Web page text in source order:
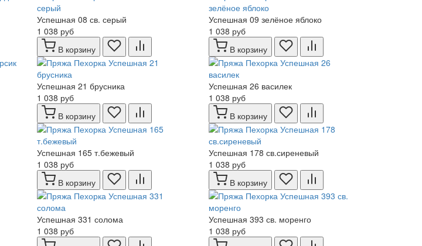
Успешная 08 св. серый
1 038 руб
В корзину
Успешная 09 зелёное яблоко
1 038 руб
В корзину
Успешная 21 брусника
1 038 руб
В корзину
Успешная 26 василек
1 038 руб
В корзину
Успешная 165 т.бежевый
1 038 руб
В корзину
Успешная 178 св.сиреневый
1 038 руб
В корзину
Успешная 331 солома
1 038 руб
Успешная 393 св. моренго
1 038 руб